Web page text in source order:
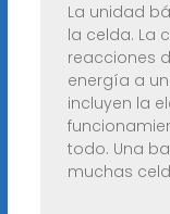
La unidad
la celda. La
reacciones
energía a
incluyen la
todo. Una
muchas